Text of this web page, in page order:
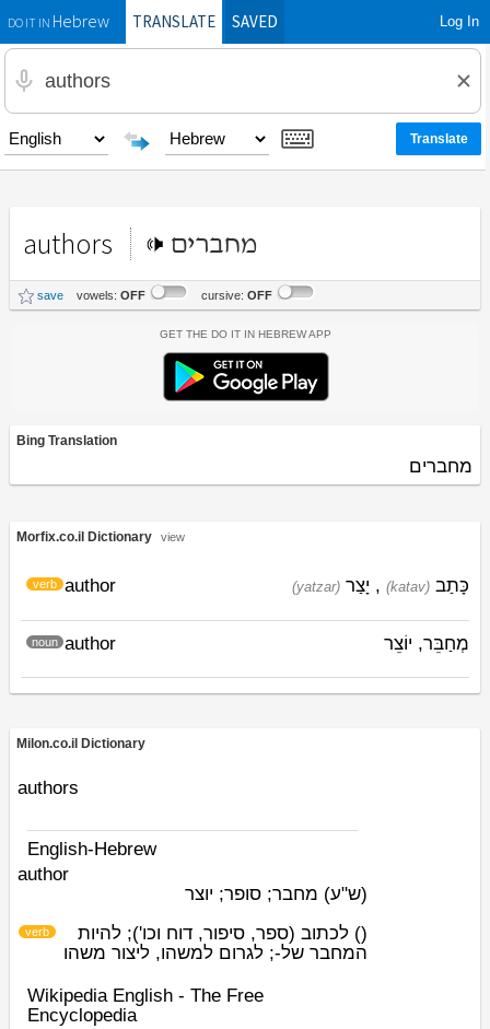
DO IT INHebrewTRANSLATE SAVED Log In
authors מחברים
save vowels: OFF cursive: OFF
Get the Do It In Hebrew App
Bing Translation
מחברים
Morfix.co.il Dictionary view
author
verb (katav) כָּתַב ,
(yatzar) יָצַר
author
noun מְחַבֵּר, יוֹצֵר
Milon.co.il Dictionary
authors
English-Hebrew
author
(ש"ע) מחבר; סופר; יוצר
(
verb ) לכתוב (ספר, סיפור, דוח וכו'); להיות
המחבר של-; לגרום למשהו, ליצור משהו
Wikipedia English - The Free
Encyclopedia